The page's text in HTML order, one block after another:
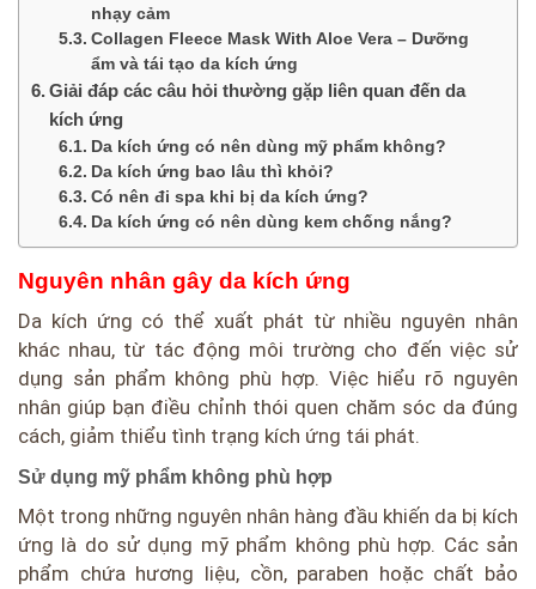
nhạy cảm
Collagen Fleece Mask With Aloe Vera – Dưỡng
ẩm và tái tạo da kích ứng
Giải đáp các câu hỏi thường gặp liên quan đến da
kích ứng
Da kích ứng có nên dùng mỹ phẩm không?
Da kích ứng bao lâu thì khỏi?
Có nên đi spa khi bị da kích ứng?
Da kích ứng có nên dùng kem chống nắng?
Nguyên nhân gây da kích ứng
Da kích ứng có thể xuất phát từ nhiều nguyên nhân
khác nhau, từ tác động môi trường cho đến việc sử
dụng sản phẩm không phù hợp. Việc hiểu rõ nguyên
nhân giúp bạn điều chỉnh thói quen chăm sóc da đúng
cách, giảm thiểu tình trạng kích ứng tái phát.
Sử dụng mỹ phẩm không phù hợp
Một trong những nguyên nhân hàng đầu khiến da bị kích
ứng là do sử dụng mỹ phẩm không phù hợp. Các sản
phẩm chứa hương liệu, cồn, paraben hoặc chất bảo